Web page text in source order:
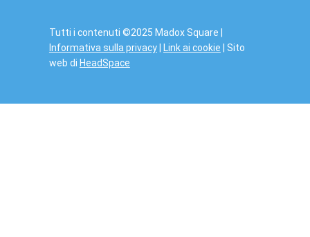
Tutti i contenuti ©2025 Madox Square |
Informativa sulla privacy| Link ai cookie | Sito
web di HeadSpace